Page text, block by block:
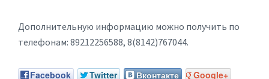
Дополнительную информацию можно получить по
телефонам: 89212256588, 8(8142)767044.
Facebook Twitter Вконтакте Google+